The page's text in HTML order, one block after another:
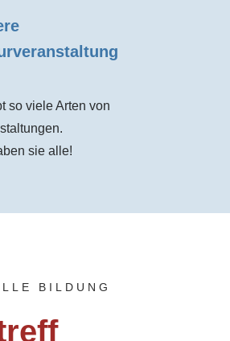
so viele Arten von
sie alle!
BILDUNG